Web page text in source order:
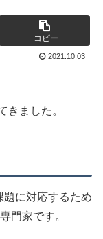
コピー
2021.10.03
きました。
に対応するため
門家です。